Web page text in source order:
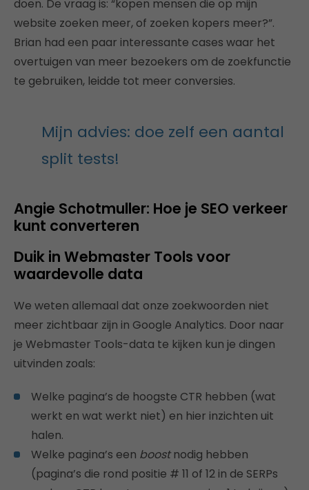
doen. De vraag is: “kopen mensen die op mijn
website zoeken meer, of zoeken kopers meer?”.
Brian had een paar interessante cases waar het
overtuigen van meer bezoekers om de zoekfunctie
te gebruiken, leidde tot meer conversies.
Mijn advies: doe zelf een aantal
split tests!
Angie Schotmuller: Hoe je SEO verkeer
kunt converteren
Duik in Webmaster Tools voor
waardevolle data
We weten allemaal dat onze zoekwoorden niet
meer zichtbaar zijn in Google Analytics. Door naar
je Webmaster Tools-data te kijken kun je dingen
uitvinden zoals:
Welke pagina’s de hoogste CTR hebben (wat
werkt en wat werkt niet) en hier inzichten uit
halen.
Welke pagina’s een boostnodig hebben
(pagina’s die rond positie # 11 of 12 in de SERPs